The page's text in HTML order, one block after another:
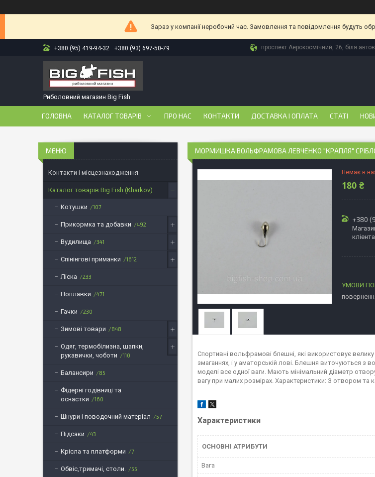
Зараз у компанії неробочий час. Замовлення та повідомлення будуть
+380 (95) 419-94-32 +380 (93) 697-50-79 проспект Аерокосмічний, 26, біля
Риболовний магазин Big Fish
ГОЛОВНА КАТАЛОГ ТОВАРІВ ПРО НАС КОНТАКТИ ДОСТАВКА І ОПЛАТА СТАТІ
МОРМИШКА ВОЛЬФРАМОВА ЛЕВЧЕНКО "КРАПЛЯ" СРІБЛО
Немає в
180 ₴
+380
Спортивні вольфрамові блешні, які використовує велику
змаганнях, і у аматорській лові. Блешня виточуються
моделі все одної ваги. Мають мінімальний діаметр
вагу при малих розмірах. Характеристики: З отвором
Характеристики
ОСНОВНІ АТРИБУТИ
Вага
Контакти і місцезнаходження
Каталог товарів Big Fish (Kharkov)
Котушки 107
Прикормка та добавки 492
Вудилища 341
Спінінгові приманки 1612
Ліска 233
Поплавки 471
Гачки 230
Зимові товари 848
Одяг, термобілизна, шапки,
рукавички, чоботи
110
Балансири 85
Фідерні годівниці та
оснастки
160
Шнури і поводочний матеріал 57
Підсаки 43
Крісла та платформи 7
Обвіс,тримачі, столи. 55